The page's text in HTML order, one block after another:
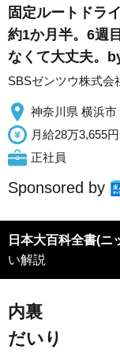
固定ルートドラ
約1か月半。6週
なくて大丈夫。
SBSゼンツウ株式会
神奈川県 横浜市
月給28万3,655円
正社員
Sponsored by
日本大百科全書(ニ
い解説
内裏
だいり